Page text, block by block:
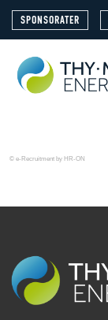
SPONSORATER
© e-Recruitment by HR-ON